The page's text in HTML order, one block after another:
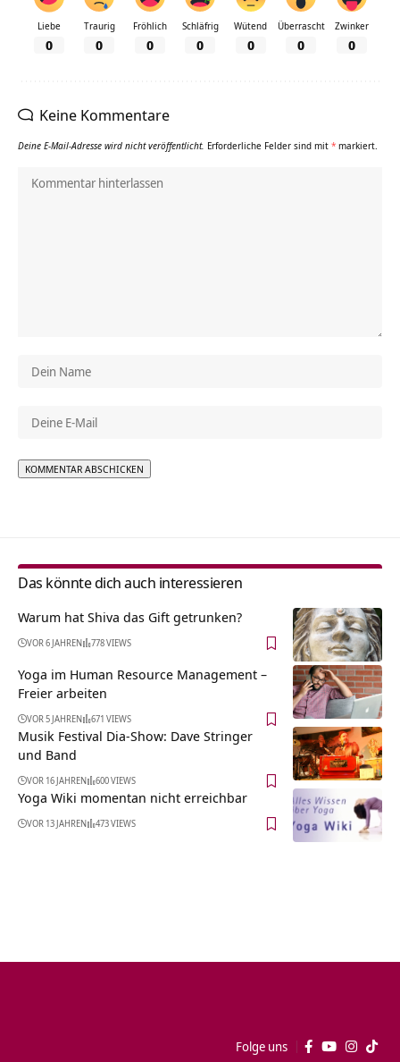
Liebe
0
Traurig
0
Fröhlich
0
Schläfrig
0
Wütend
0
Überrascht
0
Zwinker
0
Keine Kommentare
Deine E-Mail-Adresse wird nicht veröffentlicht. Erforderliche Felder sind mit * markiert.
Das könnte dich auch interessieren
Warum hat Shiva das Gift getrunken?
VOR 6 JAHREN 778 VIEWS
Yoga im Human Resource Management –
Freier arbeiten
VOR 5 JAHREN 671 VIEWS
Musik Festival Dia-Show: Dave Stringer
und Band
VOR 16 JAHREN 600 VIEWS
Yoga Wiki momentan nicht erreichbar
VOR 13 JAHREN 473 VIEWS
Folge uns